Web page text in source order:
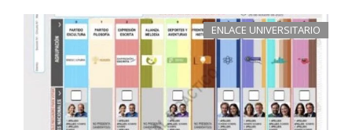
ENLACE UNIVERSITARIO